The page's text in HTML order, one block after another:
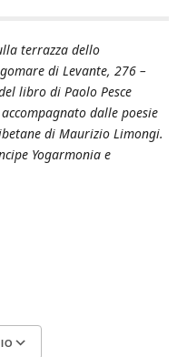
terrazza dello
di Levante, 276 –
libro di Paolo Pesce
dalle poesie
di Maurizio Limongi.
Yogarmonia e